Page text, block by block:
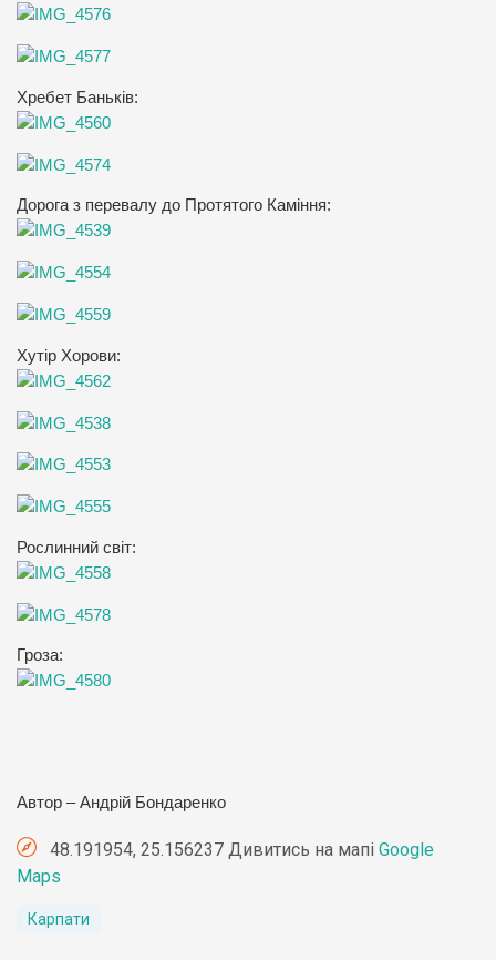
Хребет Баньків:
Дорога з перевалу до Протятого Каміння:
Хутір Хорови:
Рослинний світ:
Гроза:
Автор – Андрій Бондаренко
48.191954, 25.156237 Дивитись на мапі Google
Maps
Карпати